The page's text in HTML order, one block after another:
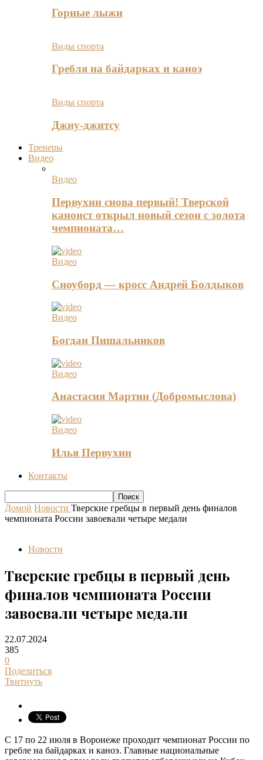
Горные лыжи
Виды спорта
Гребля на байдарках и каноэ
Виды спорта
Джиу-джитсу
Тренеры
Видео
Видео
Первухин снова первый! Тверской
каноист открыл новый сезон с золота
чемпионата…
Видео
Сноуборд — кросс Андрей Болдыков
Видео
Богдан Пищальников
Видео
Анастасия Мартин (Добромыслова)
Видео
Илья Первухин
Контакты
Домой Новости Тверские гребцы в первый день финалов
чемпионата России завоевали четыре медали
Новости
Тверские гребцы в первый день
финалов чемпионата России
завоевали четыре медали
22.07.2024
385
0
Поделиться
Твитнуть
С 17 по 22 июля в Воронеже проходит чемпионат России по
гребле на байдарках и каноэ. Главные национальные